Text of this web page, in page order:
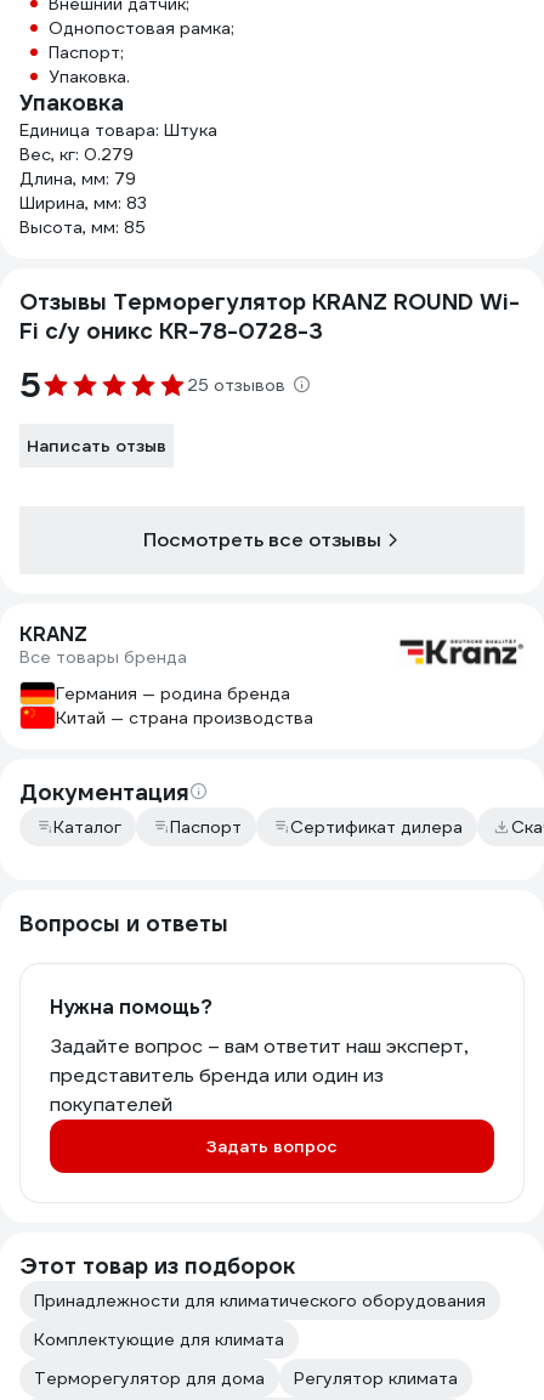
Однопостовая рамка;
Паспорт;
Упаковка.
Упаковка
Единица товара: Штука
Вес, кг: 0.279
Длина, мм: 79
Ширина, мм: 83
Высота, мм: 85
Отзывы Терморегулятор KRANZ ROUND Wi-
Fi с/у оникс KR-78-0728-3
5 25 отзывов
Написать отзыв
Посмотреть все отзывы
KRANZ
Все товары бренда
Германия — родина бренда
Китай — страна производства
Документация
Каталог Паспорт Сертификат дилера
Вопросы и ответы
Нужна помощь?
Задайте вопрос – вам ответит наш эксперт,
представитель бренда или один из
покупателей
Задать вопрос
Этот товар из подборок
Принадлежности для климатического оборудования
Комплектующие для климата
Терморегулятор для дома
Регулятор климата